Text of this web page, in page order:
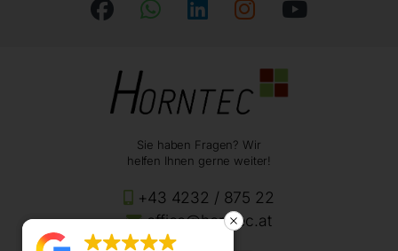
Sie haben Fragen? Wir
helfen Ihnen gerne weiter!
+43 4232 / 875 22
office@horntec.at